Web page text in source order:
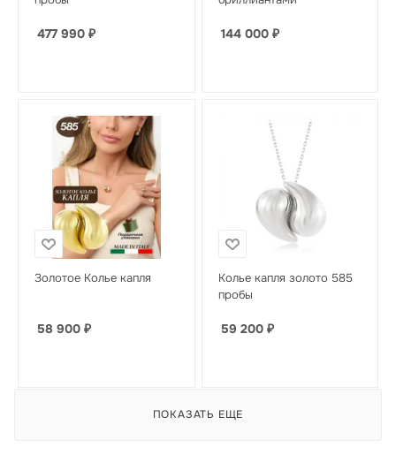
477 990 ₽ 144 000₽
Золотое Колье капля
58 900 ₽
Колье капля золото 585
пробы
59 200₽
ПОКАЗАТЬ ЕЩЕ